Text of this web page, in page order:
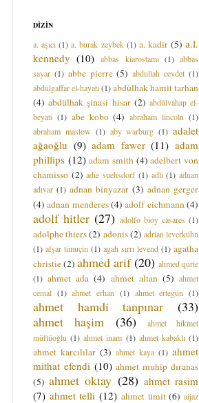
DİZİN
a. aşıcı (1) a. burak zeybek (1) a. kadir (5) a.l.
kennedy (10) abbas kiarostami (1) abbas
sayar (1) abbe pierre (5) abdullah cevdet (1)
abdülgaffar el-hayati(1)abdülhak hamit tarhan
(4) abdülhak şinasi hisar (2) abdülvahap el-
beyati (1) abe kobo (4) abraham lincoln (1)
abraham maslow (1) aby warburg (1) adalet
ağaoğlu (9) adam fawer (11) adam
phillips (12) adam smith (4) adelbert von
chamisso (2) adie suehsdorf (1) adli (1) adnan
adıvar (1) adnan binyazar (3) adnan gerger
(4) adnan menderes(4) adolf eichmann (4)
adolf hitler (27) adolfo bioy casares (1)
adolphe thiers(2) adonis(2) adrian leverkühn
(1) afşar timuçin (1) agah sırrı levend (1) agatha
christie(2) ahmed arif (20) ahmed qurie
(1) ahmet ada (4) ahmet altan (5) ahmet
cemal (1) ahmet erhan (1) ahmet ertegün (1)
ahmet hamdi tanpınar
(33)
ahmet haşim
(36)
ahmet hikmet
müftüoğlu (1) ahmet inam (1) ahmet kabaklı (1)
ahmet karcılılar (3) ahmet kaya (1) ahmet
mithat efendi (10) ahmet muhip dıranas
(5) ahmet oktay (28) ahmet rasim
(7) ahmet telli (12) ahmet ümit (6) aijaz